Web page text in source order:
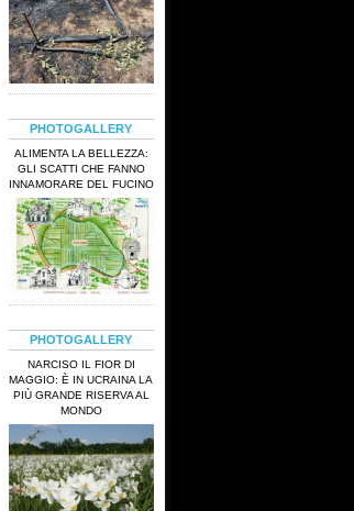
PHOTOGALLERY
ALIMENTA LA BELLEZZA:
GLI SCATTI CHE FANNO
INNAMORARE DEL FUCINO
PHOTOGALLERY
NARCISO IL FIOR DI
MAGGIO: È IN UCRAINA LA
PIÙ GRANDE RISERVA AL
MONDO